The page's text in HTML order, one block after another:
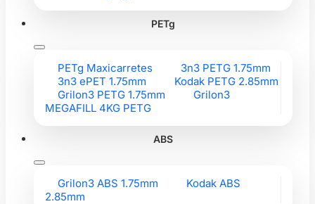
PETg
PETg Maxicarretes
3n3 PETG 1.75mm
3n3 ePET 1.75mm
Kodak PETG 2.85mm
Grilon3 PETG 1.75mm
Grilon3
MEGAFILL 4KG PETG
ABS
Grilon3 ABS 1.75mm
Kodak ABS
2.85mm